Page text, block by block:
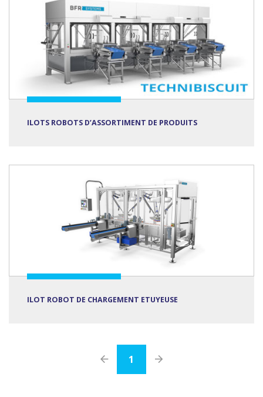
ILOTS ROBOTS D’ASSORTIMENT DE PRODUITS
ILOT ROBOT DE CHARGEMENT ETUYEUSE
1